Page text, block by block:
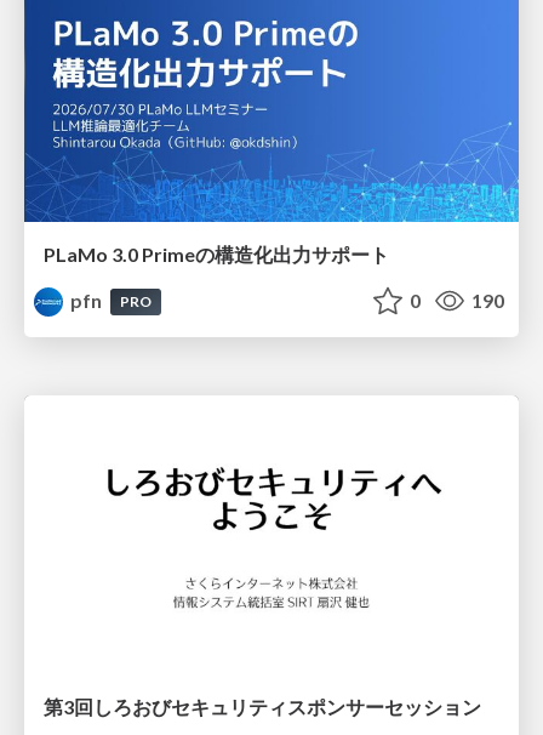
PLaMo 3.0 Primeの構造化出力サポート
pfn
PRO 0 190
第3回しろおびセキュリティスポンサーセッション